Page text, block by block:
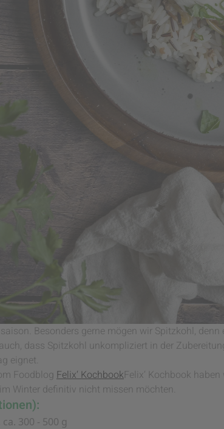
Besonders gerne mögen wir Spitzkohl,
dass Spitzkohl unkompliziert in der
eignet.
Foodblog Felix‘ KochbookFelix‘ Kochbook
Winter definitiv nicht missen möchten.
300 - 500 g